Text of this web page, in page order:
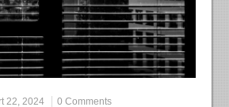
22, 2024 0 Comments